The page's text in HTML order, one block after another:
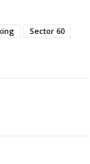
Sector 60